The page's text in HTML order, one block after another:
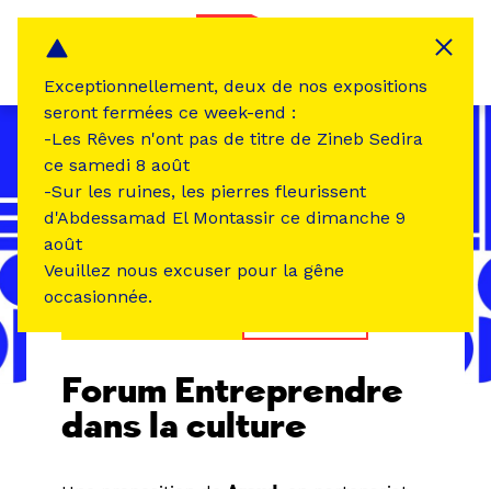
Forum Entreprendre
dans la culture
Exceptionnellement, deux de nos expositions
seront fermées ce week-end :
-Les Rêves n'ont pas de titre de Zineb Sedira
ce samedi 8 août
-Sur les ruines, les pierres fleurissent
d'Abdessamad El Montassir ce dimanche 9
août
Veuillez nous excuser pour la gêne
occasionnée.
Panneau de gestion des cookies